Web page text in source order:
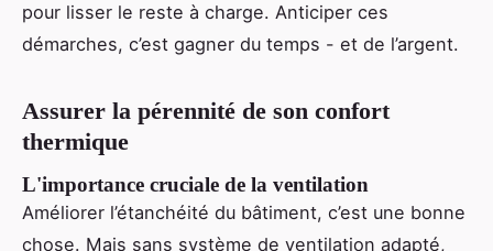
pour lisser le reste à charge. Anticiper ces
démarches, c’est gagner du temps - et de l’argent.
Assurer la pérennité de son confort
thermique
L'importance cruciale de la ventilation
Améliorer l’étanchéité du bâtiment, c’est une bonne
chose. Mais sans système de ventilation adapté,